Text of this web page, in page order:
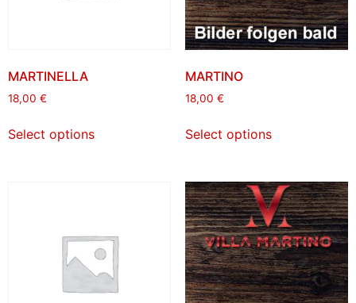
MARTINELLA
18,00 €
Select options
MARTINO
18,00 €
Select options